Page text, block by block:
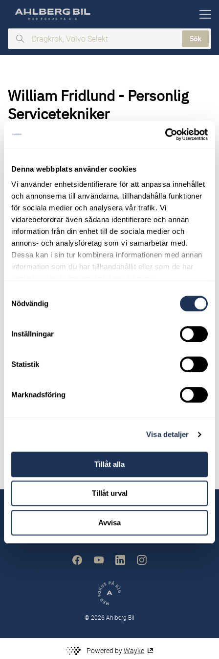
Denna webbplats använder cookies
Vi använder enhetsidentifierare för att anpassa innehållet
och annonserna till användarna, tillhandahålla funktioner
för sociala medier och analysera vår trafik. Vi
vidarebefordrar även sådana identifierare och annan
information från din enhet till de sociala medier och
annons- och analysföretag som vi samarbetar med.
Dessa kan i sin tur kombinera informationen med annan
information som du har tillhandahållit eller som de har
Nödvändig
Inställningar
Statistik
Marknadsföring
Visa detaljer
Tillåt alla
Tillåt urval
Avvisa
huvudinnehållet
Dragkrok,
Volvo
Sök
William Fridlund - Personlig
Servicetekniker
William Fridlund - Personlig
0372-366 121
Våra anläggningar
© 2026 Ahlberg Bil
Powered byWayke